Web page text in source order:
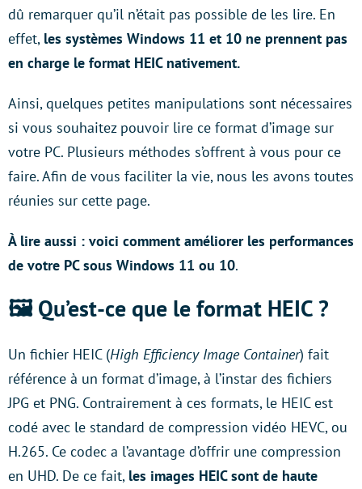
dû remarquer qu’il n’était pas possible de les lire. En
effet, les systèmes Windows 11 et 10 ne prennent pas
en charge le format HEIC nativement.
Ainsi, quelques petites manipulations sont nécessaires
si vous souhaitez pouvoir lire ce format d’image sur
votre PC. Plusieurs méthodes s’offrent à vous pour ce
faire. Afin de vous faciliter la vie, nous les avons toutes
réunies sur cette page.
À lire aussi : voici comment améliorer les performances
de votre PC sous Windows 11 ou 10.
🖼️ Qu’est-ce que le format HEIC ?
Un fichier HEIC (High Efficiency Image Container) fait
référence à un format d’image, à l’instar des fichiers
JPG et PNG. Contrairement à ces formats, le HEIC est
codé avec le standard de compression vidéo HEVC, ou
H.265. Ce codec a l’avantage d’offrir une compression
en UHD. De ce fait, les images HEIC sont de haute